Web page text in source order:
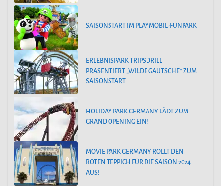
SAISONSTART IM PLAYMOBIL-FUNPARK
ERLEBNISPARK TRIPSDRILL
PRÄSENTIERT „WILDE GAUTSCHE“ ZUM
SAISONSTART
HOLIDAY PARK GERMANY LÄDT ZUM
GRAND OPENING EIN!
MOVIE PARK GERMANY ROLLT DEN
ROTEN TEPPICH FÜR DIE SAISON 2024
AUS!